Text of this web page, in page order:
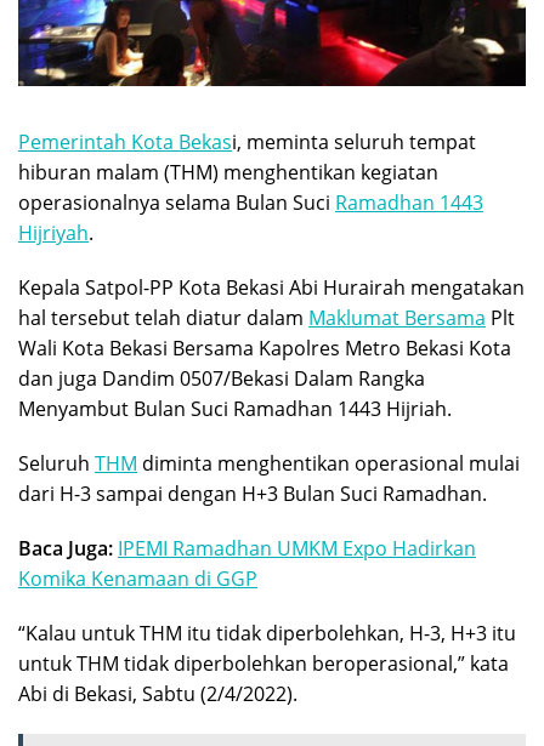
Pemerintah Kota Bekasi, meminta seluruh tempat
hiburan malam (THM) menghentikan kegiatan
operasionalnya selama Bulan Suci Ramadhan 1443
Hijriyah.
Kepala Satpol-PP Kota Bekasi Abi Hurairah mengatakan
hal tersebut telah diatur dalam Maklumat Bersama Plt
Wali Kota Bekasi Bersama Kapolres Metro Bekasi Kota
dan juga Dandim 0507/Bekasi Dalam Rangka
Menyambut Bulan Suci Ramadhan 1443 Hijriah.
Seluruh THM diminta menghentikan operasional mulai
dari H-3 sampai dengan H+3 Bulan Suci Ramadhan.
Baca Juga: IPEMI Ramadhan UMKM Expo Hadirkan
Komika Kenamaan di GGP
“Kalau untuk THM itu tidak diperbolehkan, H-3, H+3 itu
untuk THM tidak diperbolehkan beroperasional,” kata
Abi di Bekasi, Sabtu (2/4/2022).